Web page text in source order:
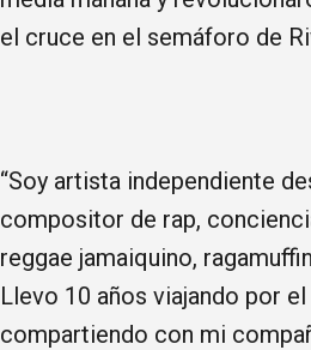
el cruce en el semáforo de
“Soy artista independiente
compositor de rap,
reggae jamaiquino,
Llevo 10 años viajando por el
compartiendo con mi